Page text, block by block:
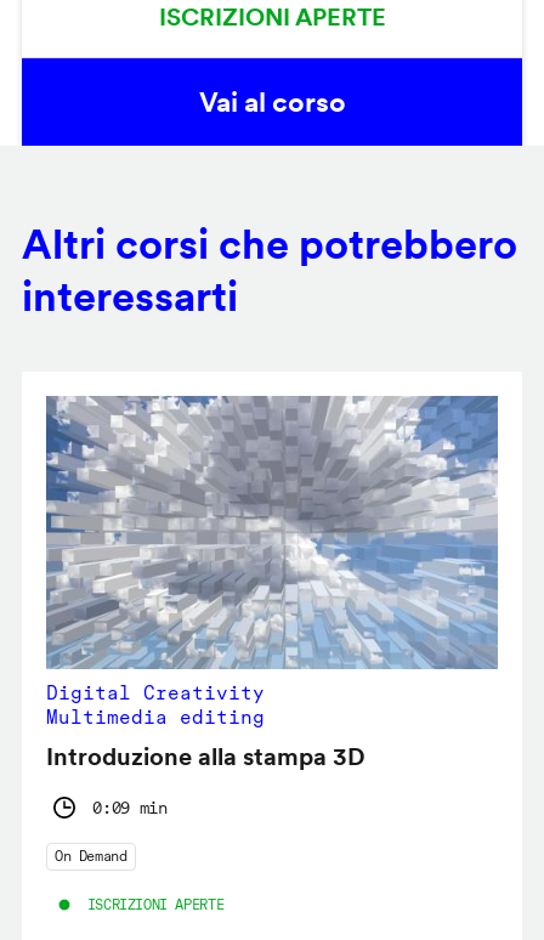
ISCRIZIONI APERTE
Vai al corso
Altri corsi che potrebbero
interessarti
Digital Creativity
Multimedia editing
Introduzione alla stampa 3D
0:09 min
On Demand
ISCRIZIONI APERTE